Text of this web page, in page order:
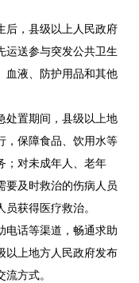
，县级以上人民政府
运送参与突发公共卫生
血液、防护用品和其他
置期间，县级以上地
，保障食品、饮用水等
；对未成年人、老年
要及时救治的伤病人员
获得医疗救治。
电话等渠道，畅通求助
以上地方人民政府发布
方式。